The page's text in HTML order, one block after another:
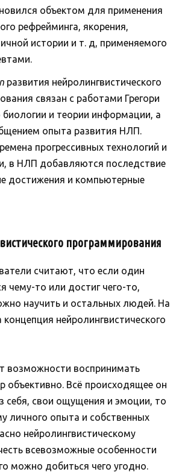
объектом для применения
рефрейминга, якорения,
истории и т. д, применяемого
развития нейролингвистического
связан с работами Грегори
биологии и теории информации, а
опыта развития НЛП.
прогрессивных технологий и
в НЛП добавляются последствие
достижения и компьютерные
программирования
считают, что если один
чему-то или достиг чего-то,
научить и остальных людей. На
нейролингвистического
возможности воспринимать
Всё происходящее он
себя, свои ощущения и эмоции, то
личного опыта и собственных
нейролингвистическому
всевозможные особенности
можно добиться чего угодно.